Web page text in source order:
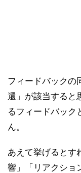
フィードバックの
還」が該当すると
るフィードバック
ん。
あえて挙げるとす
響」「リアクショ